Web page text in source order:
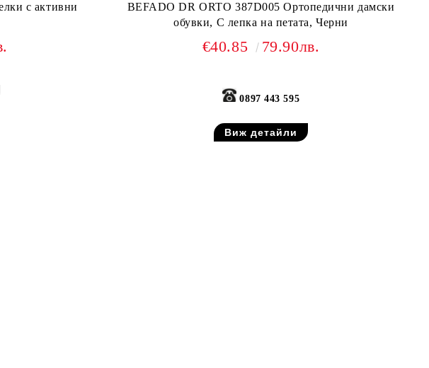
с активни
BEFADO DR ORTO 387D005 Ортопедични дамски
обувки, С лепка на петата, Черни
€40.85 79.90лв.
0897 443 595
Виж детайли